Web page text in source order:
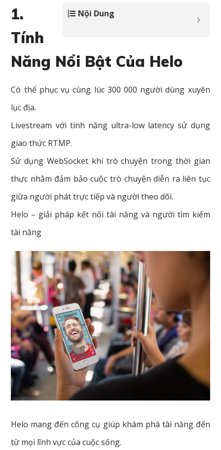
Nội Dung
1.
Tính
Năng Nổi Bật Của Helo
Có thể phục vụ cùng lúc 300 000 người dùng xuyên
lục địa.
Livestream với tính năng ultra-low latency sử dụng
giao thức RTMP.
Sử dụng WebSocket khi trò chuyện trong thời gian
thực nhằm đảm bảo cuộc trò chuyện diễn ra liên tục
giữa người phát trực tiếp và người theo dõi.
Helo – giải pháp kết nối tài năng và người tìm kiếm
tài năng
Helo mang đến công cụ giúp khám phá tài năng đến
từ mọi lĩnh vực của cuộc sống.